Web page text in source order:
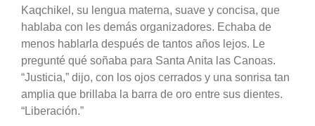
Kaqchikel, su lengua materna, suave y concisa, que
hablaba con les demás organizadores. Echaba de
menos hablarla después de tantos años lejos. Le
pregunté qué soñaba para Santa Anita las Canoas.
“Justicia,” dijo, con los ojos cerrados y una sonrisa tan
amplia que brillaba la barra de oro entre sus dientes.
“Liberación.”